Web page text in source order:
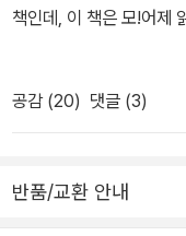
책인데, 이 책은 모!어제
팔지 않는다. 그는 우리
꾸는 도구를 판다. 뛰어
에서 의미를 창조하는
간'을 판다.재테크 전문
공감 (20) 댓글 (3)
반품/교환 안내